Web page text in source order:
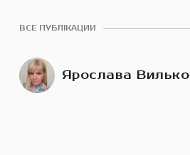
ВСЕ ПУБЛІКАЦИИ
Ярослава Вилько